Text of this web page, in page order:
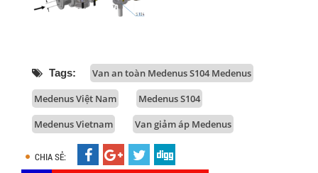
Tags:
Van an toàn Medenus S104 Medenus
Medenus Việt Nam
Medenus S104
Medenus Vietnam
Van giảm áp Medenus
CHIA SẺ: